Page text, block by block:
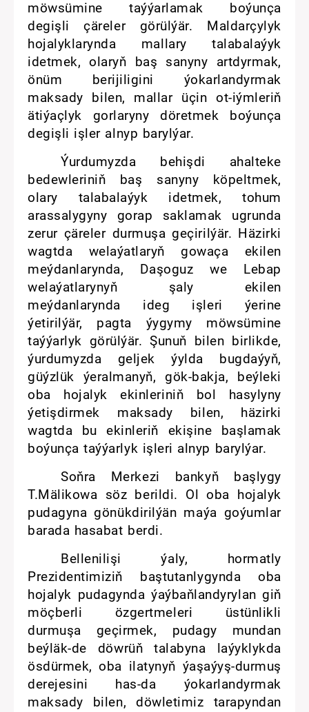
möwsümine taýýarlamak boýunça
degişli çäreler görülýär. Maldarçylyk
hojalyklarynda mallary talabalaýyk
idetmek, olaryň baş sanyny artdyrmak,
önüm berijiligini ýokarlandyrmak
maksady bilen, mallar üçin ot-iýmleriň
ätiýaçlyk gorlaryny döretmek boýunça
degişli işler alnyp barylýar.
Ýurdumyzda behişdi ahalteke
bedewleriniň baş sanyny köpeltmek,
olary talabalaýyk idetmek, tohum
arassalygyny gorap saklamak ugrunda
zerur çäreler durmuşa geçirilýär. Häzirki
wagtda welaýatlaryň gowaça ekilen
meýdanlarynda, Daşoguz we Lebap
welaýatlarynyň şaly ekilen
meýdanlarynda ideg işleri ýerine
ýetirilýär, pagta ýygymy möwsümine
taýýarlyk görülýär. Şunuň bilen birlikde,
ýurdumyzda geljek ýylda bugdaýyň,
güýzlük ýeralmanyň, gök-bakja, beýleki
oba hojalyk ekinleriniň bol hasylyny
ýetişdirmek maksady bilen, häzirki
wagtda bu ekinleriň ekişine başlamak
boýunça taýýarlyk işleri alnyp barylýar.
Soňra Merkezi bankyň başlygy
T.Mälikowa söz berildi. Ol oba hojalyk
pudagyna gönükdirilýän maýa goýumlar
barada hasabat berdi.
Bellenilişi ýaly, hormatly
Prezidentimiziň baştutanlygynda oba
hojalyk pudagynda ýaýbaňlandyrylan giň
möçberli özgertmeleri üstünlikli
durmuşa geçirmek, pudagy mundan
beýläk-de döwrüň talabyna laýyklykda
ösdürmek, oba ilatynyň ýaşaýyş-durmuş
derejesini has-da ýokarlandyrmak
maksady bilen, döwletimiz tarapyndan